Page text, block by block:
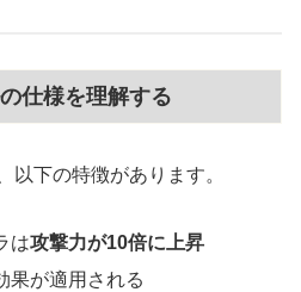
仕様を理解する
以下の特徴があります。
は攻撃力が10倍に上昇
果が適用される